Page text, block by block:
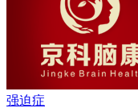
强迫症